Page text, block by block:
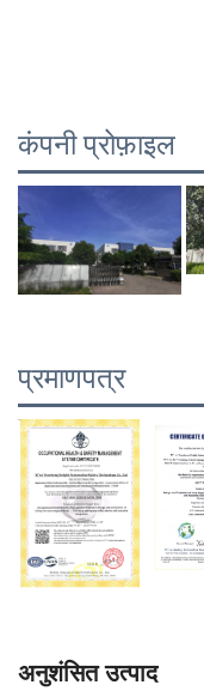
कंपनी प्रोफ़ाइल
प्रमाणपत्र
अनुशंसित उत्पाद